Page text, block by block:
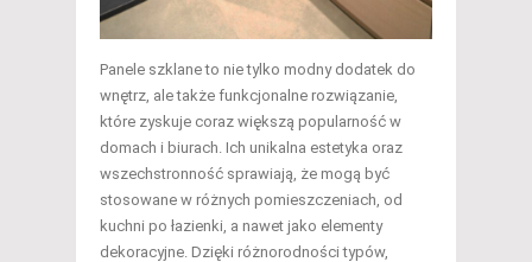
Panele szklane to nie tylko modny dodatek do
wnętrz, ale także funkcjonalne rozwiązanie,
które zyskuje coraz większą popularność w
domach i biurach. Ich unikalna estetyka oraz
wszechstronność sprawiają, że mogą być
stosowane w różnych pomieszczeniach, od
kuchni po łazienki, a nawet jako elementy
dekoracyjne. Dzięki różnorodności typów,